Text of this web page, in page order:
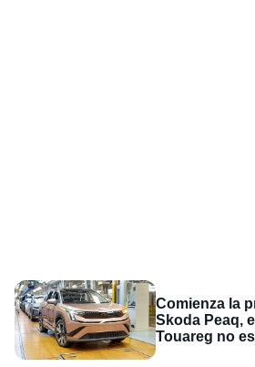
Comienza la
Skoda Peaq,
Touareg no